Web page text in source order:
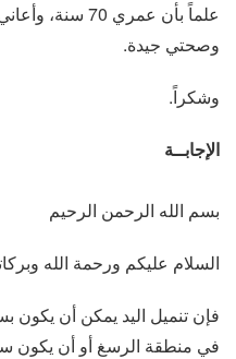
علماً بأن عمري
وصحتي جيدة.
وشكراً.
الإجابــة
بسم الله الرحمن الرحيم
السلام عليكم ورحمة الله
فإن تنميل اليد يمكن أن
في منطقة الرسغ أو أن